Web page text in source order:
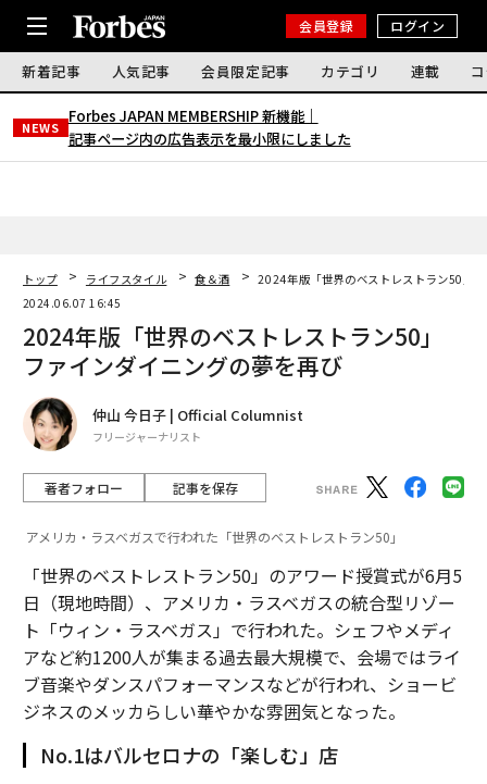
会員登録 ログイン
新着記事 人気記事 会員限定記事 カテゴリ 連載
NEWS
Forbes JAPAN MEMBERSHIP 新機能｜
記事ページ内の広告表示を最小限にしました
トップ ライフスタイル 食＆酒
2024年版「世界のベストレストラン50」
2024.06.07 16:45
2024年版「世界のベストレストラン50」
ファインダイニングの夢を再び
仲山 今日子 | Official Columnist
フリージャーナリスト
著者フォロー 記事を保存
アメリカ・ラスベガスで行われた「世界のベストレストラン50」
「世界のベストレストラン50」のアワード授賞式が6月5
日（現地時間）、アメリカ・ラスベガスの統合型リゾー
ト「ウィン・ラスベガス」で行われた。シェフやメディ
アなど約1200人が集まる過去最大規模で、会場ではライ
ブ音楽やダンスパフォーマンスなどが行われ、ショービ
ジネスのメッカらしい華やかな雰囲気となった。
No.1はバルセロナの「楽しむ」店